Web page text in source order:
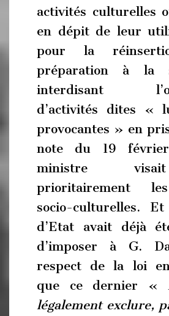
activités culturelles
en dépit de leur
pour la
préparation à la
interdisant
d’activités dites «
provocantes » en
note du 19
ministre
prioritairement
socio-culturelles.
d’Etat avait déjà
d’imposer à G.
respect de la loi
que ce dernier «
légalement exclure,